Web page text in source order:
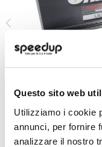
Questo sito web
Utilizziamo i cookie
annunci, per fornire
analizzare il nostro
ULT4
188,10 €
Spedizione gratuita!